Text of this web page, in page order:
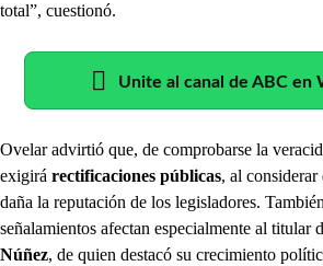
total”, cuestionó.
Unite al canal de ABC en
Ovelar advirtió que, de comprobarse la
exigirá rectificaciones públicas, al considerar
daña la reputación de los legisladores.
señalamientos afectan especialmente al titular
Núñez, de quien destacó su crecimiento